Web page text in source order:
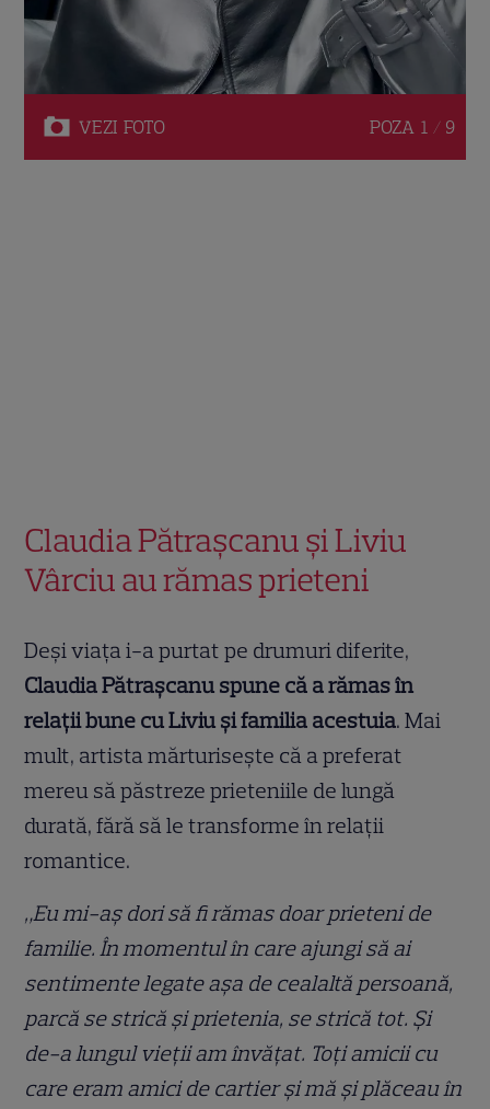
VEZI FOTO POZA 1 / 9
Claudia Pătrașcanu și Liviu
Vârciu au rămas prieteni
Deși viața i-a purtat pe drumuri diferite,
Claudia Pătrașcanu spune că a rămas în
relații bune cu Liviu și familia acestuia. Mai
mult, artista mărturisește că a preferat
mereu să păstreze prieteniile de lungă
durată, fără să le transforme în relații
romantice.
„Eu mi-aș dori să fi rămas doar prieteni de
familie. În momentul în care ajungi să ai
sentimente legate așa de cealaltă persoană,
parcă se strică și prietenia, se strică tot. Și
de-a lungul vieții am învățat. Toți amicii cu
care eram amici de cartier și mă și plăceau în